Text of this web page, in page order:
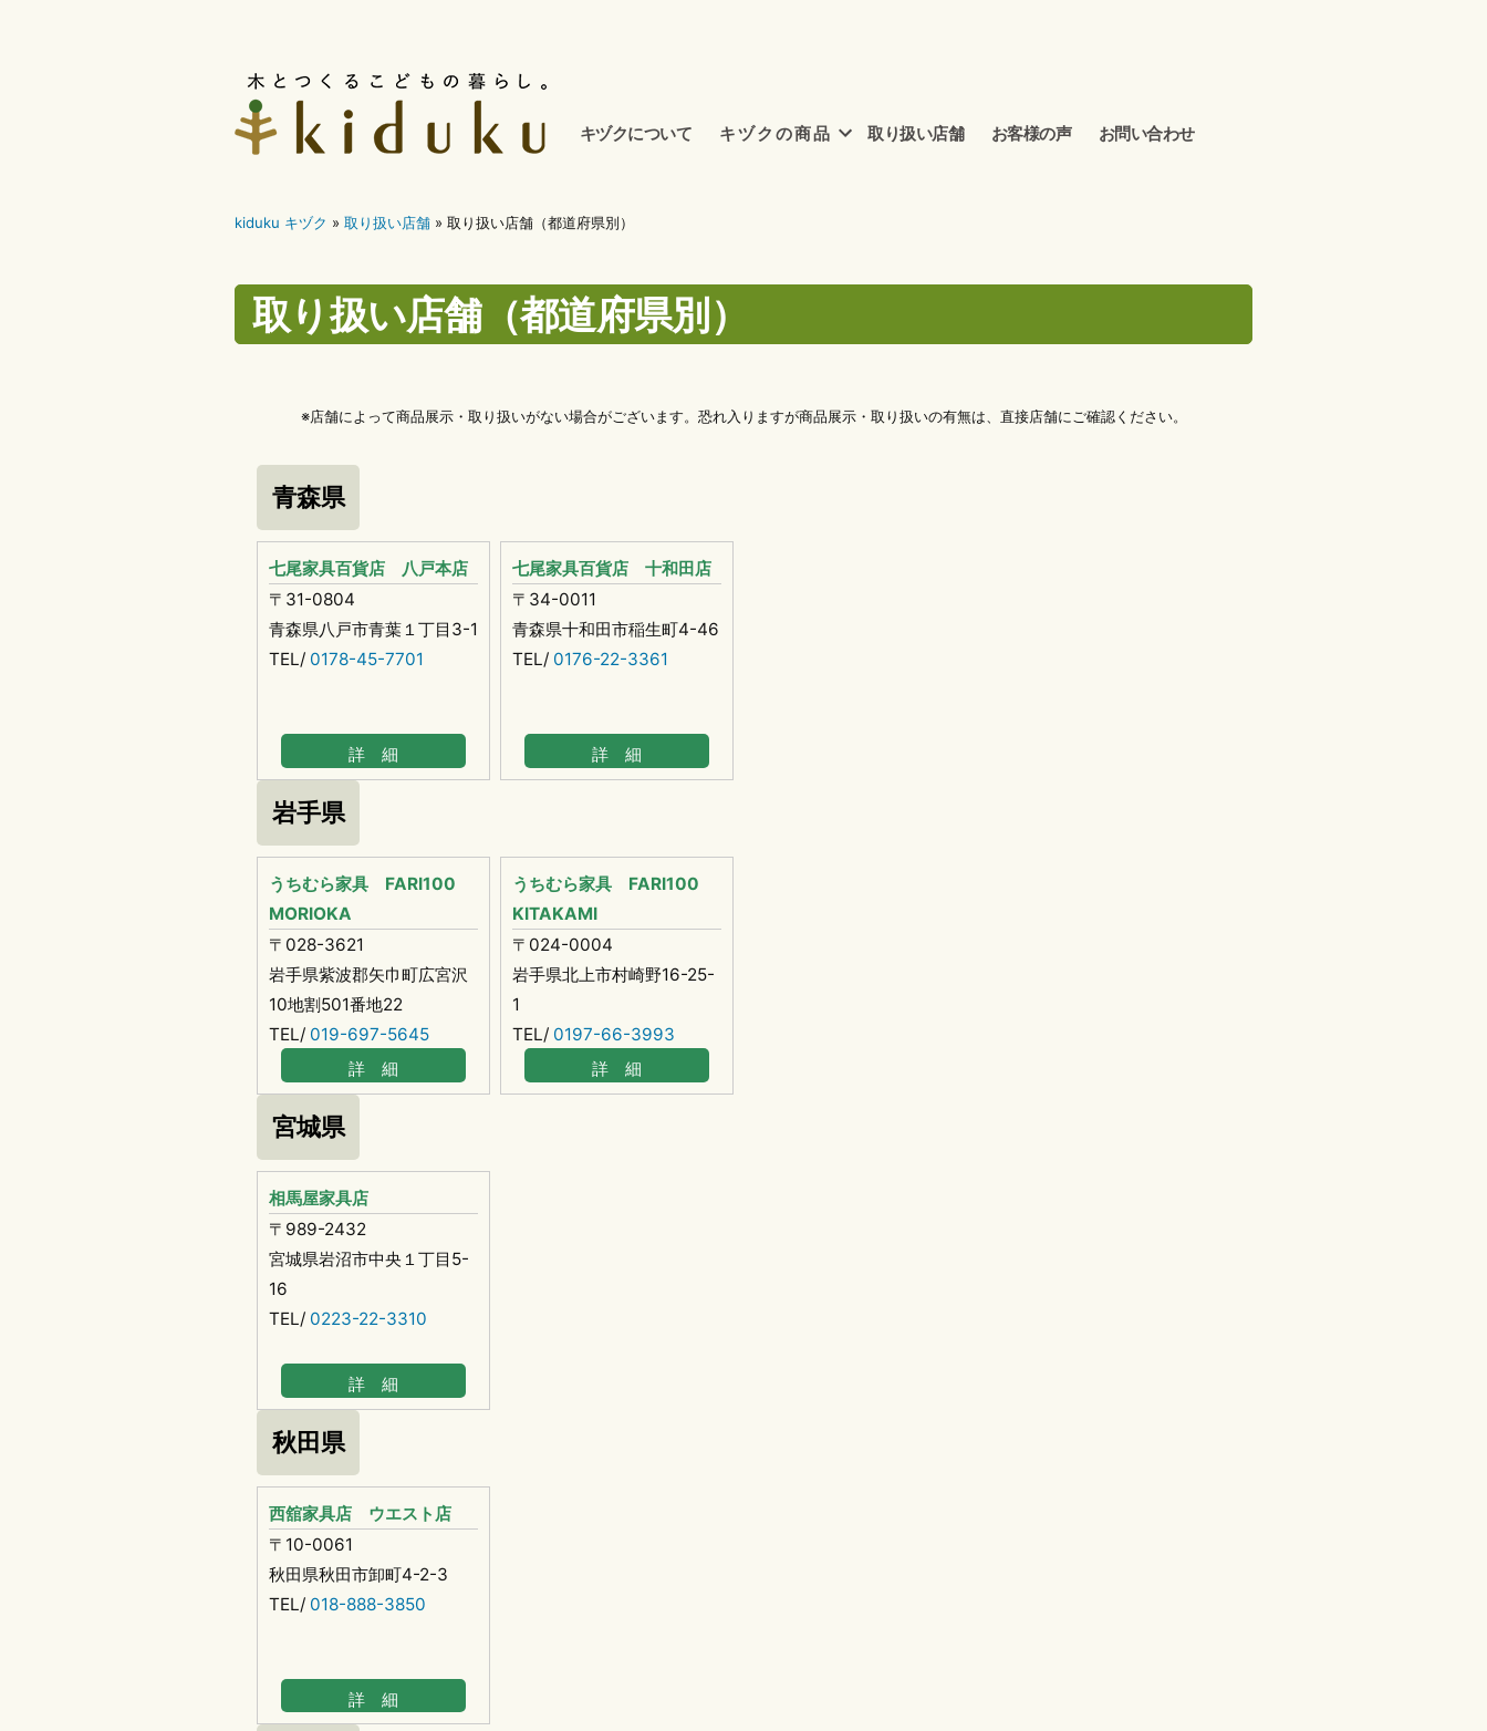
キヅクについて キ ヅ ク の 商 品 取り扱い店舗 お客様の声 お問い合わせ
kiduku キヅク » 取り扱い店舗 » 取り扱い店舗（都道府県別）
取り扱い店舗（都道府県別）
※店舗によって商品展示・取り扱いがない場合がございます。恐れ入りますが商品展示・取り扱いの有無は、直接店舗にご確認ください。
青森県
七尾家具百貨店 八戸本店
〒31-0804
青森県八戸市青葉１丁目3-1
TEL/ 0178-45-7701
詳 細
七尾家具百貨店 十和田店
〒34-0011
青森県十和田市稲生町4-46
TEL/ 0176-22-3361
詳 細
岩手県
うちむら家具 FARI100
MORIOKA
〒028-3621
岩手県紫波郡矢巾町広宮沢
10地割501番地22
TEL/ 019-697-5645
詳 細
うちむら家具 FARI100
KITAKAMI
〒024-0004
岩手県北上市村崎野16-25-
1
TEL/ 0197-66-3993
詳 細
宮城県
相馬屋家具店
〒989-2432
宮城県岩沼市中央１丁目5-
16
TEL/ 0223-22-3310
詳 細
秋田県
西舘家具店 ウエスト店
〒10-0061
秋田県秋田市卸町4-2-3
TEL/ 018-888-3850
詳 細